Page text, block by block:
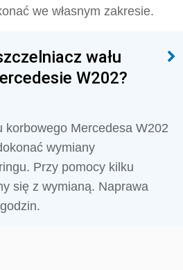
we własnym zakresie.
wału
W202?
korbowego Mercedesa W202
wymiany
Przy pomocy kilku
się z wymianą. Naprawa